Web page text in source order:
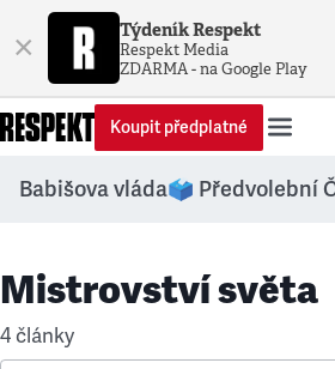
× Týdeník Respekt
Respekt Media
ZDARMA - na Google Play
Koupit předplatné
Babišova vláda🗳️ Předvolební
Mistrovství světa
4 články